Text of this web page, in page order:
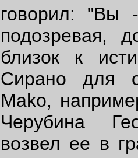
говорил: "Вы
подозревая,
близок к
Сирано для
Mako,
Черубина
возвел ее в